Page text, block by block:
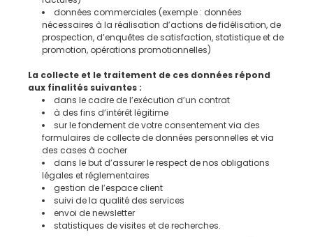
données commerciales (exemple : données
nécessaires à la réalisation d’actions de fidélisation, de
prospection, d’enquêtes de satisfaction, statistique et de
promotion, opérations promotionnelles)
La collecte et le traitement de ces données répond
aux finalités suivantes :
dans le cadre de l’exécution d’un contrat
à des fins d’intérêt légitime
sur le fondement de votre consentement via des
formulaires de collecte de données personnelles et via
des cases à cocher
dans le but d’assurer le respect de nos obligations
légales et réglementaires
gestion de l’espace client
suivi de la qualité des services
envoi de newsletter
statistiques de visites et de recherches.